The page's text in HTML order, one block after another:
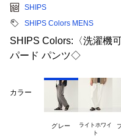
SHIPS
SHIPS Colors MENS
SHIPS Colors:〈洗濯機
パード パンツ◇
カラー
グレー
ライトホワイ